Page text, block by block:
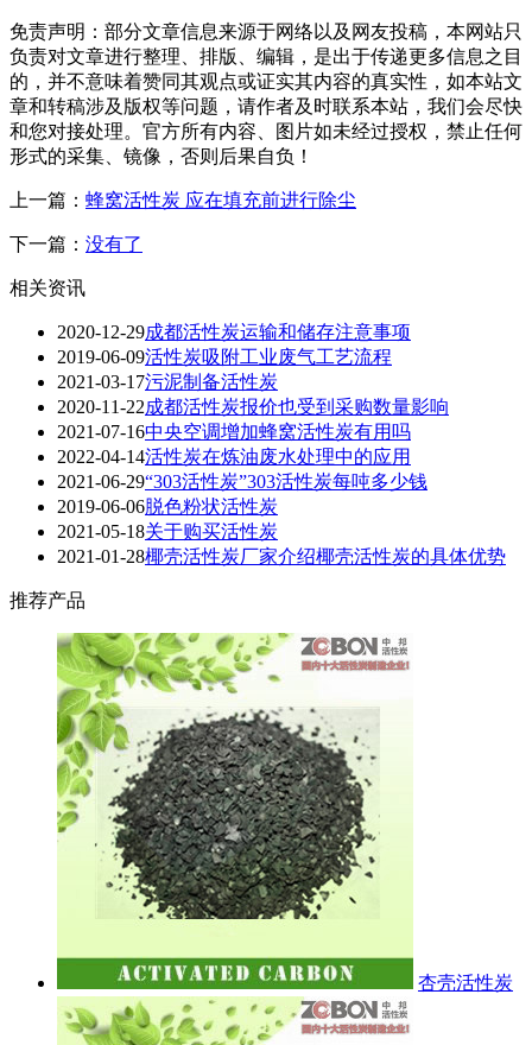
免责声明：部分文章信息来源于网络以及网友投稿，本网站只
负责对文章进行整理、排版、编辑，是出于传递更多信息之目
的，并不意味着赞同其观点或证实其内容的真实性，如本站文
章和转稿涉及版权等问题，请作者及时联系本站，我们会尽快
和您对接处理。官方所有内容、图片如未经过授权，禁止任何
形式的采集、镜像，否则后果自负！
上一篇： 蜂窝活性炭 应在填充前进行除尘
下一篇： 没有了
相关资讯
2020-12-29成都活性炭运输和储存注意事项
2019-06-09活性炭吸附工业废气工艺流程
2021-03-17污泥制备活性炭
2020-11-22成都活性炭报价也受到采购数量影响
2021-07-16中央空调增加蜂窝活性炭有用吗
2022-04-14活性炭在炼油废水处理中的应用
2021-06-29“303活性炭”303活性炭每吨多少钱
2019-06-06脱色粉状活性炭
2021-05-18关于购买活性炭
2021-01-28椰壳活性炭厂家介绍椰壳活性炭的具体优势
推荐产品
杏壳活性炭